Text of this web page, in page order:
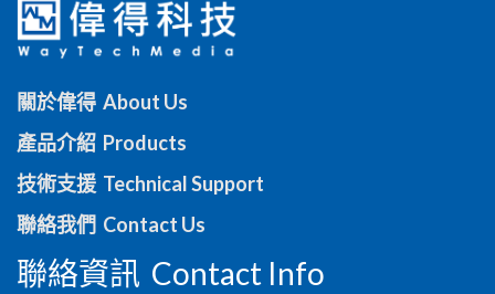
關於偉得 About Us
產品介紹 Products
技術支援 Technical Support
聯絡我們 Contact Us
聯絡資訊 Contact Info